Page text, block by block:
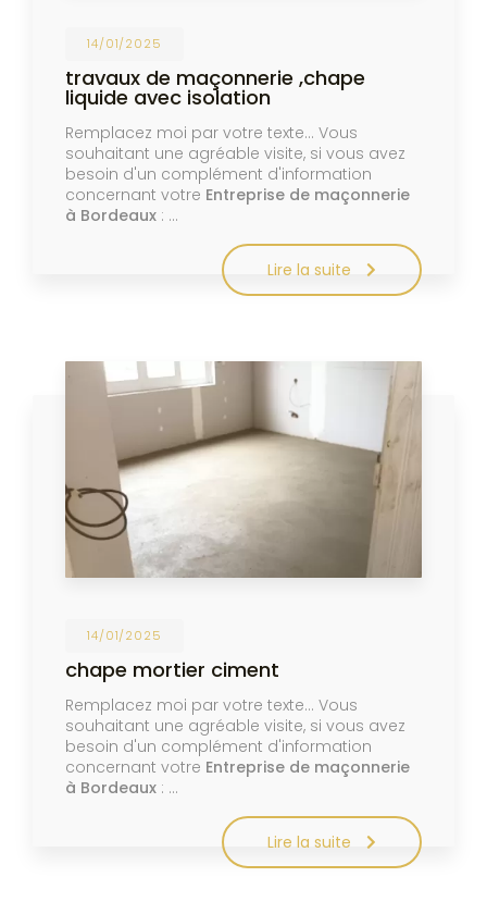
14/01/2025
travaux de maçonnerie ,chape
liquide avec isolation
Remplacez moi par votre texte... Vous
souhaitant une agréable visite, si vous avez
besoin d'un complément d'information
concernant votre Entreprise de maçonnerie
à Bordeaux : …
Lire la suite
14/01/2025
chape mortier ciment
Remplacez moi par votre texte... Vous
souhaitant une agréable visite, si vous avez
besoin d'un complément d'information
concernant votre Entreprise de maçonnerie
à Bordeaux : …
Lire la suite